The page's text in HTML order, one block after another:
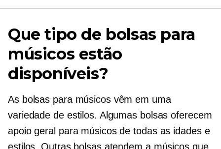
Que tipo de bolsas para
músicos estão
disponíveis?
As bolsas para músicos vêm em uma
variedade de estilos. Algumas bolsas oferecem
apoio geral para músicos de todas as idades e
estilos. Outras bolsas atendem a músicos que